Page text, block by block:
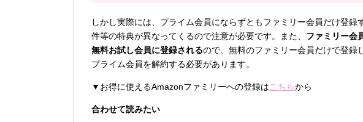
しかし実際には、プライム会員にならずともファミリー会員だけ登録
件等の特典が異なってくるので注意が必要です。また、 ファミリー会
無料お試し会員に登録されるので、無料のファミリー会員だけで登録
プライム会員を解約する必要があります。
▼お得に使えるAmazonファミリーへの登録は こちらから
合わせて読みたい